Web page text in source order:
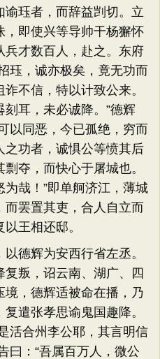
谕珏者，而辞益剀切。立
，即使兴等导帅干杨獬怀
兵才数百人，赴之。东府
珏，诚亦极矣，竟无功而
不信，特以计致公来。
耳，未必诚降。”德辉
以同恶，今已孤绝，穷而
之功者，诚惧公等愤其后
夺，而快心于屠城也。
哉！”即单舸济江，薄城
罢置其吏，合人自立而
王相还邸。
德辉为安西行省左丞。
叛，诏云南、湖广、四
境，德辉适被命在播，乃
遣张孝思谕鬼国趣降。
活合州李公耶，其言明信
曰：“吾属百万人，微公